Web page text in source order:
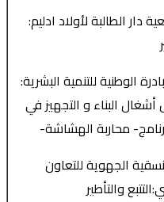
دار الطالبة لأولاد ادليم:
الوطنية للتنمية البشرية:
أشغال البناء و التجهيز في
محاربة الهشاشة-
الجهوية للتعاون
والتأطير